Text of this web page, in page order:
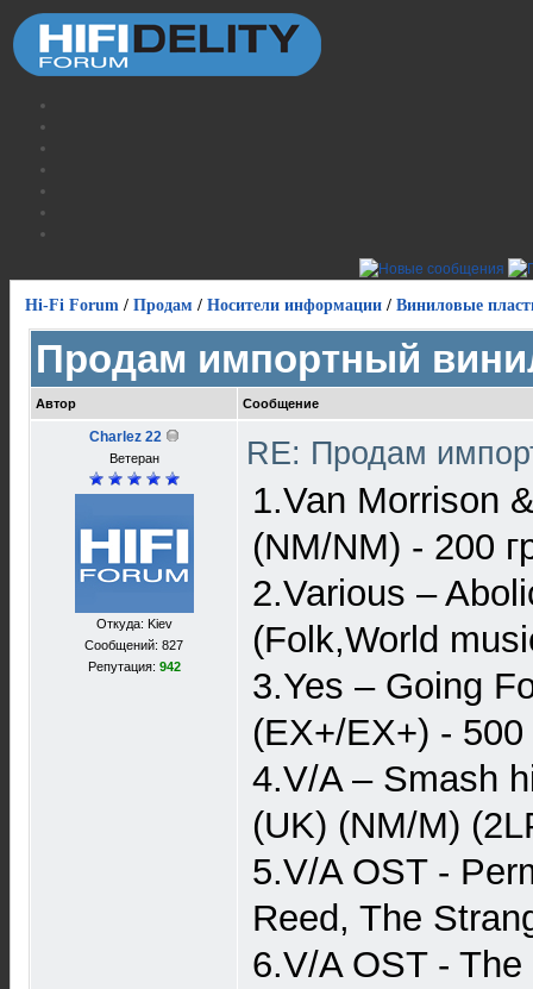
Hi-Fi Forum / Продам / Носители информации / Виниловые
Продам импортный
Автор Сообщение
Charlez 22
Ветеран
Откуда: Kiev
Сообщений: 827
Репутация: 942
RE: Продам
1.Van Morrison
(NM/NM) - 200
2.Various –
(Folk,World
3.Yes – Going
(EX+/EX+) - 500
4.V/A – Smash
(UK) (NM/M)
5.V/A OST -
Reed, The
6.V/A OST -